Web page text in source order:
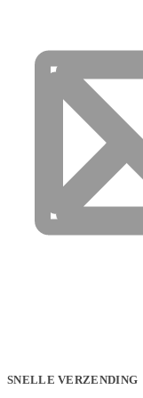
SNELLE VERZENDING